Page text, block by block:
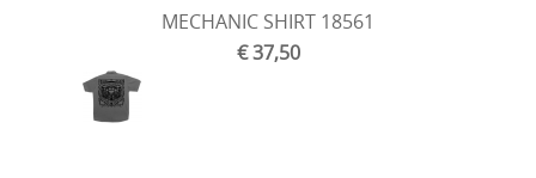
MECHANIC SHIRT 18561
€ 37,50